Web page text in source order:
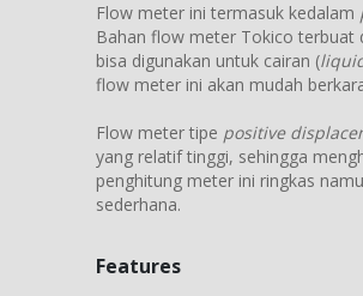
Flow meter ini termasuk kedalam
Bahan flow meter Tokico terbuat
bisa digunakan untuk cairan (
flow meter ini akan mudah
Flow meter tipe positive
yang relatif tinggi, sehingga
penghitung meter ini ringkas
sederhana.
Features